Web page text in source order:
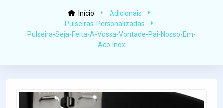
Início
Adicionais
Pulseiras-Personalizadas
Pulseira-Seja-Feita-A-Vossa-Vontade-Pai-Nosso-Em-
Aco-Inox